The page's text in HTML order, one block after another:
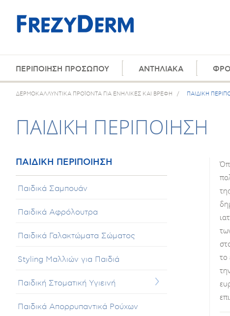
ΠΕΡΙΠΟΙΗΣΗ ΠΡΟΣΩΠΟΥ ΑΝΤΗΛΙΑΚΑ
ΔΕΡΜΟΚΑΛΛΥΝΤΙΚΑ ΠΡΟΪΟΝΤΑ ΓΙΑ ΕΝΗΛΙΚΕΣ ΚΑΙ ΒΡΕΦΗ / ΠΑΙΔΙΚΗ
ΠΑΙΔΙΚΗ ΠΕΡΙΠΟΙΗΣΗ
το
ΠΑΙΔΙΚΗ ΠΕΡΙΠΟΙΗΣΗ
Παιδικά Σαμπουάν
Παιδικά Αφρόλουτρα
Παιδικά Γαλακτώματα Σώματος
Styling Μαλλιών για Παιδιά
Παιδική Στοματική Υγιεινή
Παιδικά Απορρυπαντικά Ρούχων